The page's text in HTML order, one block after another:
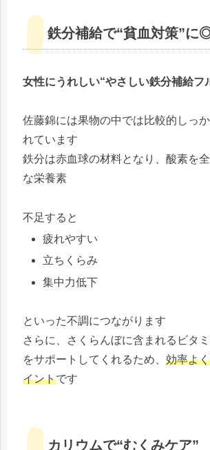
鉄分補給で“貧血対策”に
女性にうれしい“やさしい鉄分補給フ
佐藤錦には果物の中では比較的しっ
れています
鉄分は赤血球の材料となり、酸素を
な栄養素
不足すると
疲れやすい
立ちくらみ
集中力低下
といった不調につながります
さらに、さくらんぼに含まれるビタ
をサポートしてくれるため、 効率よ
イントです
カリウムで“むくみケア”